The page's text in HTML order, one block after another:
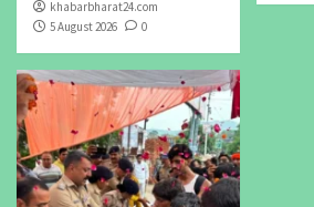
khabarbharat24.com
5 August 2026
0